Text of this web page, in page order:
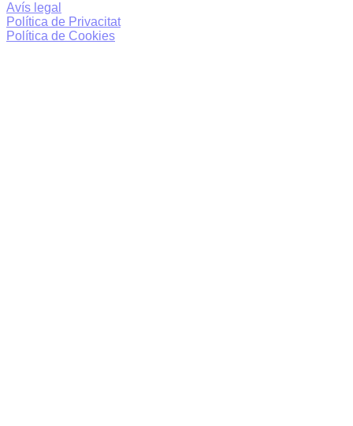
Avís legal
Política de Privacitat
Política de Cookies